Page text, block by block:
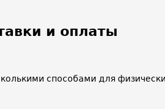
и оплаты
способами для